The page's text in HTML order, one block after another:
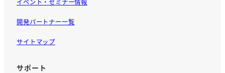
イベント・セミナー情報
開発パートナー一覧
サイトマップ
サポート